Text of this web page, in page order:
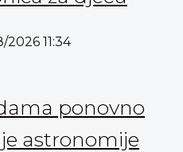
2026 11:34
ponovno
astronomije